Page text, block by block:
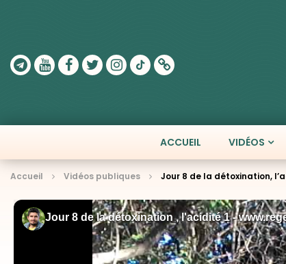
ACCUEIL VIDÉOS
Accueil Vidéos publiques Jour 8 de la détoxination,